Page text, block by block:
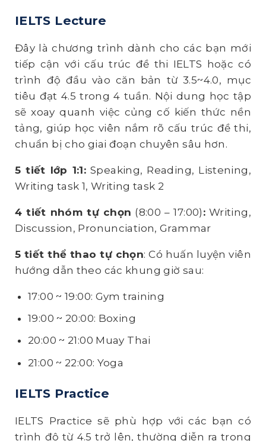
IELTS Lecture
Đây là chương trình dành cho các bạn mới
tiếp cận với cấu trúc đề thi IELTS hoặc có
trình độ đầu vào căn bản từ 3.5~4.0, mục
tiêu đạt 4.5 trong 4 tuần. Nội dung học tập
sẽ xoay quanh việc củng cố kiến thức nền
tảng, giúp học viên nắm rõ cấu trúc đề thi,
chuẩn bị cho giai đoạn chuyên sâu hơn.
5 tiết lớp 1:1: Speaking, Reading, Listening,
Writing task 1, Writing task 2
4 tiết nhóm tự chọn (8:00 – 17:00) : Writing,
Discussion, Pronunciation, Grammar
5 tiết thể thao tự chọn: Có huấn luyện viên
hướng dẫn theo các khung giờ sau:
17:00 ~ 19:00: Gym training
19:00 ~ 20:00: Boxing
20:00 ~ 21:00 Muay Thai
21:00 ~ 22:00: Yoga
IELTS Practice
IELTS Practice sẽ phù hợp với các bạn có
trình độ từ 4.5 trở lên, thường diễn ra trong